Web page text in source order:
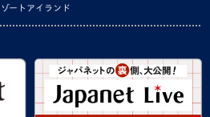
ゾートアイランド